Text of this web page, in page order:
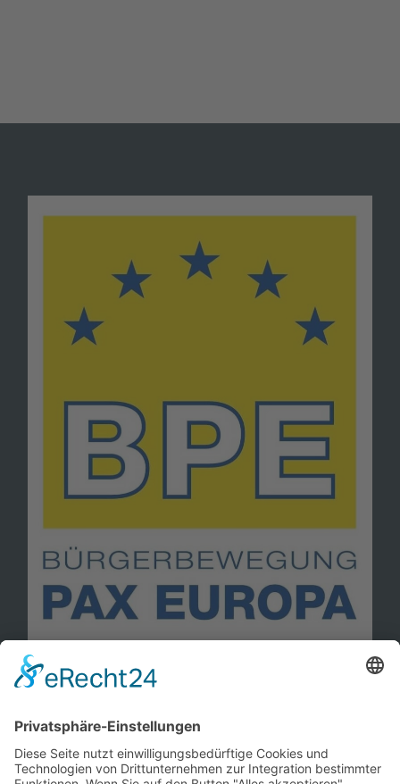
Kontakt
Mitglied werden!